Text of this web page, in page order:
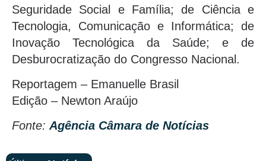
Seguridade Social e Família; de Ciência e
Tecnologia, Comunicação e Informática; de
Inovação Tecnológica da Saúde; e de
Desburocratização do Congresso Nacional.
Reportagem – Emanuelle Brasil
Edição – Newton Araújo
Fonte:Agência Câmara de Notícias